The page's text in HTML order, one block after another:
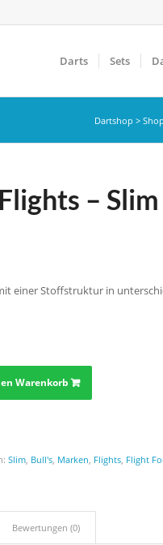
Darts Sets
Dartshop > Shop
–
einer Stoffstruktur in
Warenkorb
Slim Bull's Marken Flights Flight
Bewertungen (0)